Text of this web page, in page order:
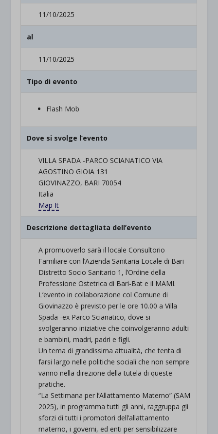
11/10/2025
al
11/10/2025
Tipo di evento
Flash Mob
Dove si svolge l’evento
VILLA SPADA -PARCO SCIANATICO VIA
AGOSTINO GIOIA 131
GIOVINAZZO, BARI 70054
Italia
Map It
Descrizione dettagliata dell’evento
A promuoverlo sarà il locale Consultorio
Familiare con l’Azienda Sanitaria Locale di Bari –
Distretto Socio Sanitario 1, l’Ordine della
Professione Ostetrica di Bari-Bat e il MAMI.
L’evento in collaborazione col Comune di
Giovinazzo è previsto per le ore 10.00 a Villa
Spada -ex Parco Scianatico, dove si
svolgeranno iniziative che coinvolgeranno adulti
e bambini, madri, padri e figli.
Un tema di grandissima attualità, che tenta di
farsi largo nelle politiche sociali che non sempre
vanno nella direzione della tutela di queste
pratiche.
“La Settimana per l’Allattamento Materno” (SAM
2025), in programma tutti gli anni, raggruppa gli
sforzi di tutti i promotori dell’allattamento
materno, i governi, ed enti per sensibilizzare